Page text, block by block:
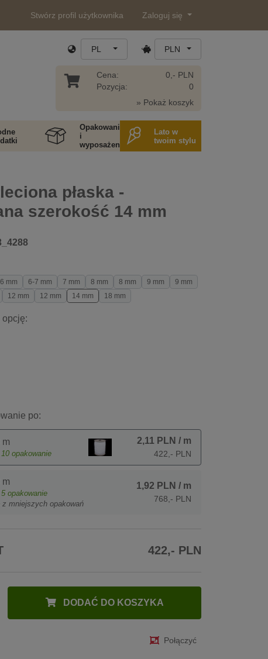
Stwórz profil użytkownika Zaloguj się
PL PLN
Cena:
Pozycja:
0,- PLN
0
» Pokaż koszyk
Opakowania
i
wyposażenie
Lato w
twoim stylu
płaska -
szerokość 14 mm
6 mm 6-7 mm 7 mm 8 mm 8 mm 9 mm
9 mm
12 mm 12 mm 14 mm 18 mm
opcję:
po:
m
10 opakowanie
2,11 PLN / m
422,- PLN
m
5 opakowanie
z mniejszych opakowań
1,92 PLN / m
768,- PLN
422,- PLN
DODAĆ DO KOSZYKA
Połączyć